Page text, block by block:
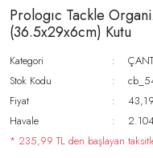
Prologıc Tackle
(36.5x29x6cm) Kutu
Kategori
Stok Kodu
Fiyat
Havale
* 235,99 TL den başlayan